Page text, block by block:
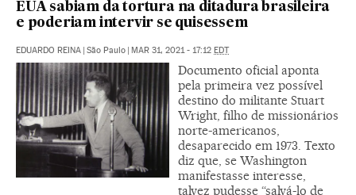
EUA sabiam da tortura na ditadura brasileira
e poderiam intervir se quisessem
EDUARDO REINA São Paulo MAR 31, 2021 - 17:12 EDT
Documento oficial aponta
pela primeira vez possível
destino do militante Stuart
Wright, filho de missionários
norte-americanos,
desaparecido em 1973. Texto
diz que, se Washington
manifestasse interesse,
talvez pudesse “salvá-lo de